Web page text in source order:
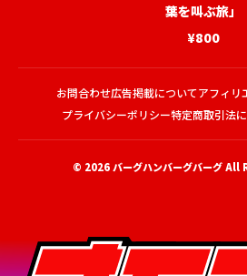
葉を叫ぶ旅」
¥800
お問合わせ広告掲載についてアフィリ
プライバシーポリシー特定商取引法
© 2026バーグハンバーグバーグAll